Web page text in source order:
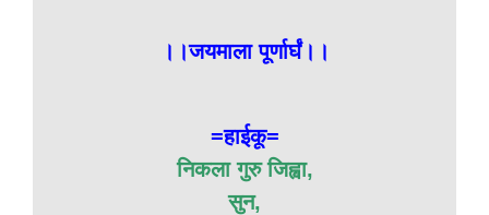
।।जयमाला पूर्णार्घं।।
=हाईकू=
निकला गुरु जिह्वा,
सुन,